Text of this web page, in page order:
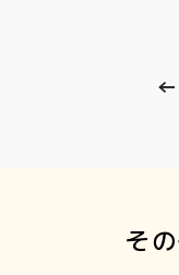
←
そ